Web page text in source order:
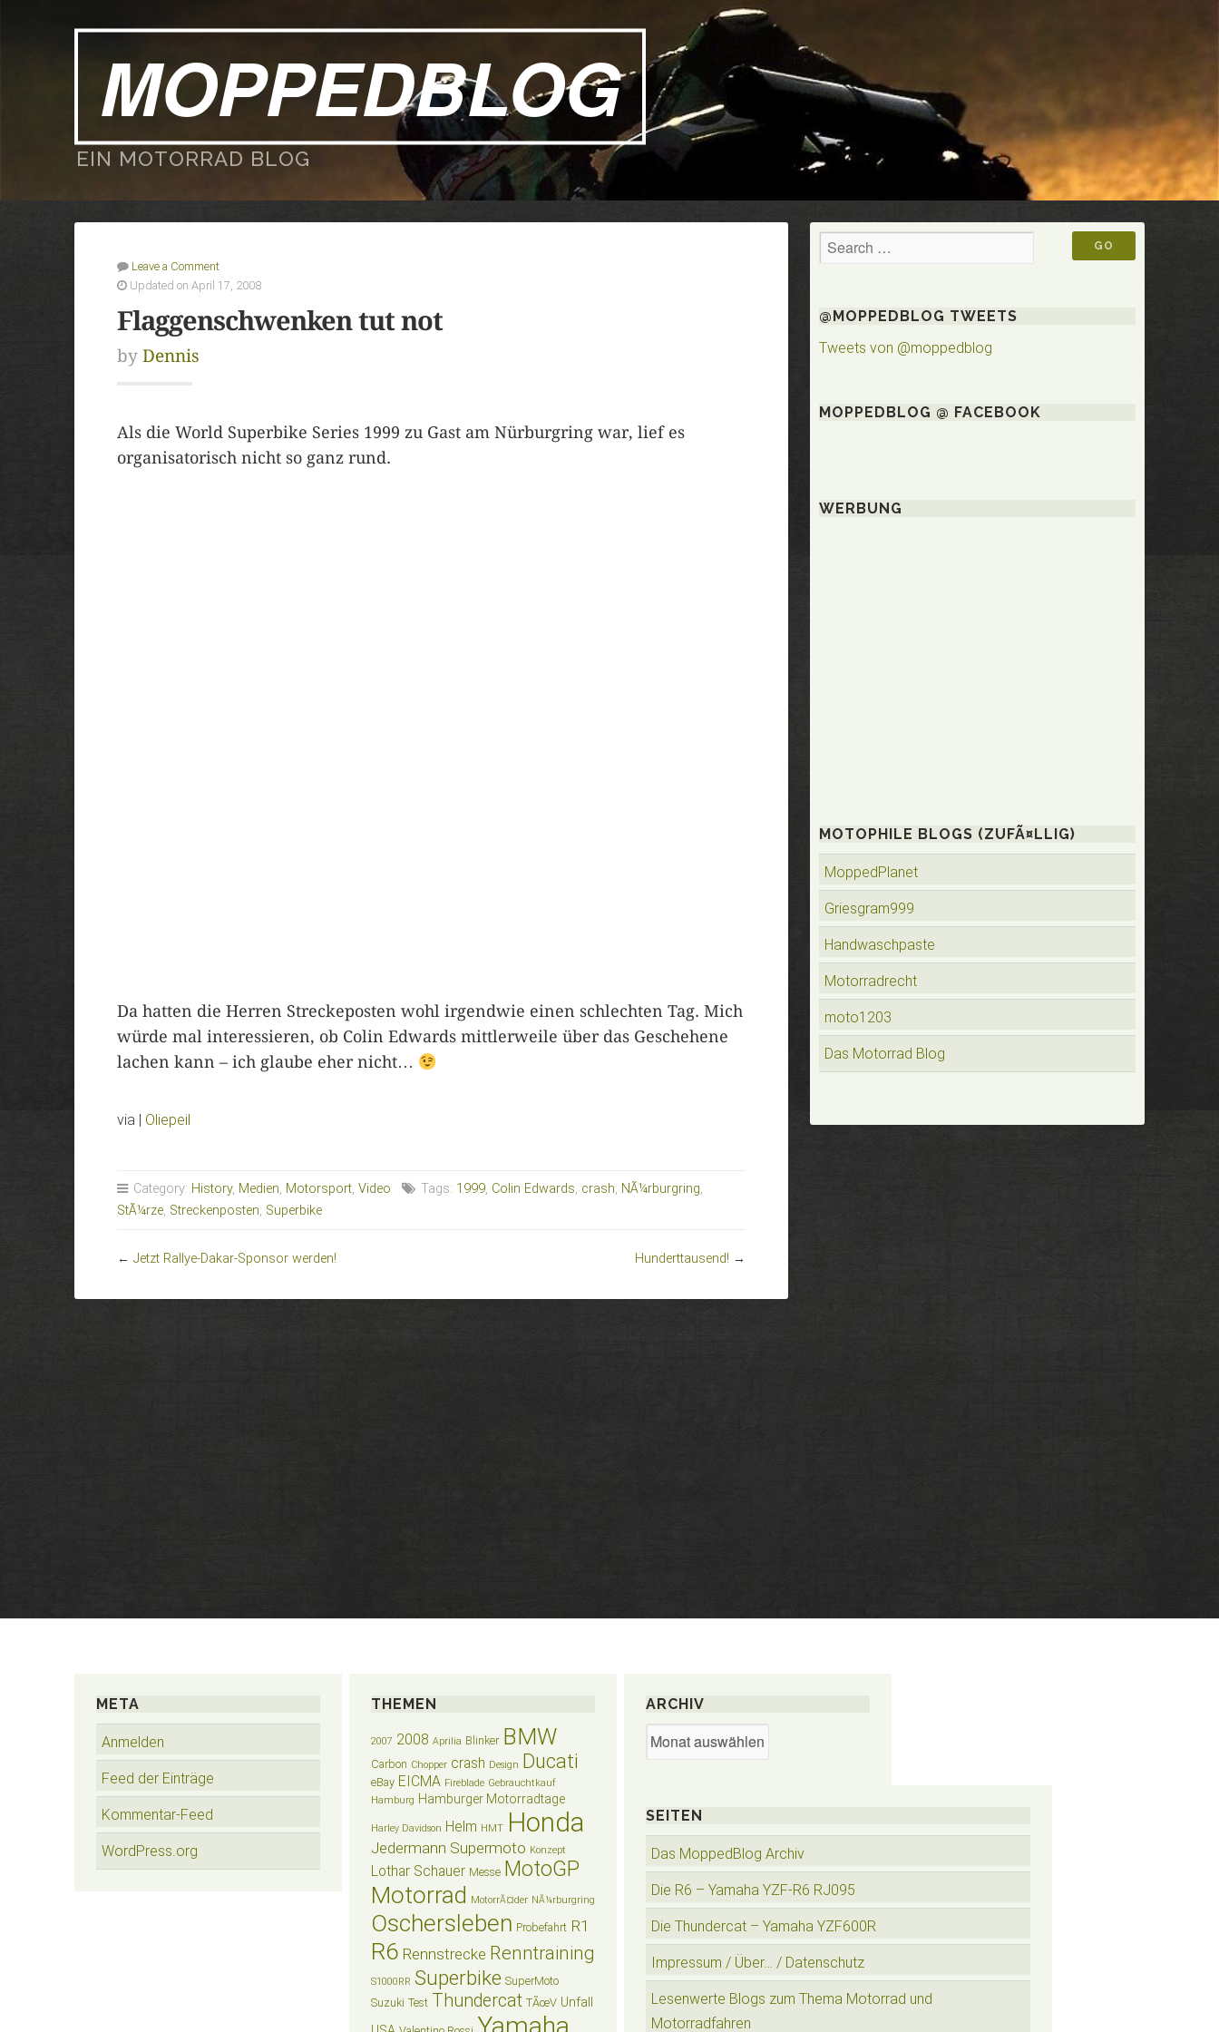
MOPPEDBLOG
EIN MOTORRAD BLOG
Leave a Comment
Updated on April 17, 2008
Flaggenschwenken tut not
byDennis
Als die World Superbike Series 1999 zu Gast am Nürburgring war, lief es
organisatorisch nicht so ganz rund.
Da hatten die Herren Streckeposten wohl irgendwie einen schlechten Tag. Mich
würde mal interessieren, ob Colin Edwards mittlerweile über das Geschehene
lachen kann – ich glaube eher nicht…
via | Oliepeil
Category: History, Medien, Motorsport,Video Tags: 1999, Colin Edwards, crash, NÃ¼rburgring,
StÃ¼rze, Streckenposten, Superbike
←Jetzt Rallye-Dakar-Sponsor werden! Hunderttausend! →
@MOPPEDBLOG TWEETS
Tweets von @moppedblog
MOPPEDBLOG @ FACEBOOK
WERBUNG
MOTOPHILE BLOGS (ZUFÃ¤LLIG)
MoppedPlanet
Griesgram999
Handwaschpaste
Motorradrecht
moto1203
Das Motorrad Blog
META
Anmelden
Feed der Einträge
Kommentar-Feed
WordPress.org
THEMEN
2007 2008 Aprilia Blinker BMW
Carbon Chopper crash Design Ducati
eBay EICMA Fireblade Gebrauchtkauf
Hamburg Hamburger Motorradtage
Harley Davidson Helm HMT Honda
Jedermann Supermoto Konzept
Lothar Schauer Messe MotoGP
Motorrad MotorrÃ¤der NÃ¼rburgring
Oschersleben Probefahrt R1
R6 Rennstrecke Renntraining
S1000RR Superbike SuperMoto
Suzuki Test Thundercat TÃœV Unfall
ARCHIV
Archiv
SEITEN
Das MoppedBlog Archiv
Die R6 – Yamaha YZF-R6 RJ095
Die Thundercat – Yamaha YZF600R
Impressum / Über… / Datenschutz
Lesenwerte Blogs zum Thema Motorrad und
Motorradfahren